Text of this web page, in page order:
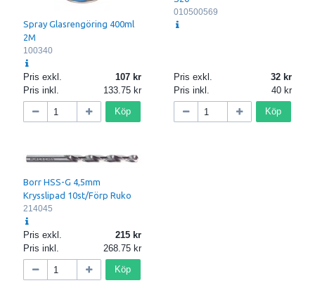
Spray Glasrengöring 400ml
2M
100340
Pris exkl.
107
Pris inkl.
133.75
Köp
010500569
Pris exkl.
32
Pris inkl.
40
Köp
Borr HSS-G 4,5mm
Krysslipad 10st/Förp Ruko
214045
Pris exkl.
215
Pris inkl.
268.75
Köp